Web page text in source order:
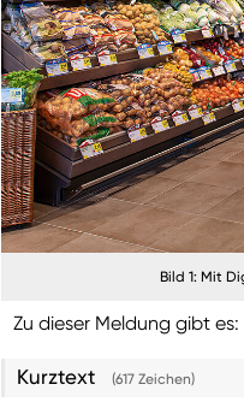
Bild 1: Mit
Zu dieser Meldung gibt es:
Kurztext (617 Zeichen)